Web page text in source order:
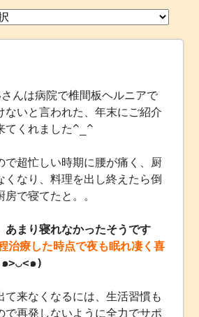
んは病院で椎間板ヘルニアで
ないと言われた、年末にご紹介
てくれました^_^
で超忙しい時期に腰が痛く、厨
くなり、料理を出し終えたら倒
で寝てたと。。
あまり寝れなかったそうです
治療した時点で夜も眠れ凄く喜
>◡<๑)
て来なくなるには、生活習慣も
で再発しないように全力でサポ